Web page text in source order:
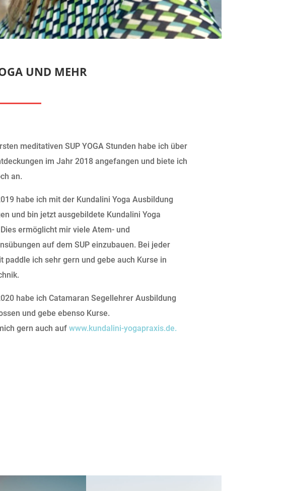
UND MEHR
meditativen SUP YOGA Stunden habe ich über
im Jahr 2018 angefangen und biete ich
an.
habe ich mit der Kundalini Yoga Ausbildung
und bin jetzt ausgebildete Kundalini Yoga
ermöglicht mir viele Atem- und
auf dem SUP einzubauen. Bei jeder
paddle ich sehr gern und gebe auch Kurse in
habe ich Catamaran Segellehrer Ausbildung
und gebe ebenso Kurse.
gern auch auf www.kundalini-yogapraxis.de.